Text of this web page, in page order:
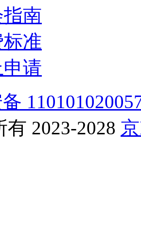
指南
准
请
有 2023-2028